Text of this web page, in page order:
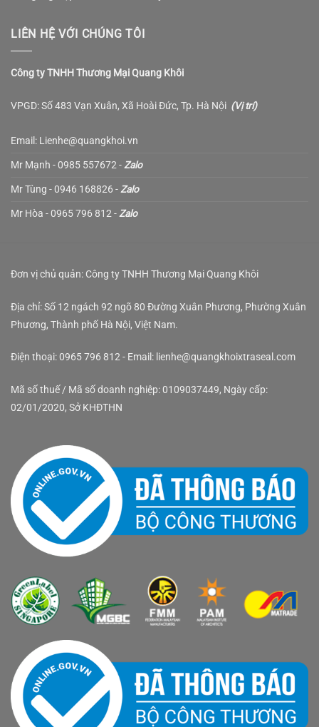
LIÊN HỆ VỚI CHÚNG TÔI
Công ty TNHH Thương Mại Quang Khôi
VPGD: Số 483 Vạn Xuân, Xã Hoài Đức, Tp. Hà Nội (Vị trí)
Email: Lienhe@quangkhoi.vn
Mr Mạnh - 0985 557672 - Zalo
Mr Tùng - 0946 168826 - Zalo
Mr Hòa - 0965 796 812 - Zalo
Đơn vị chủ quản: Công ty TNHH Thương Mại Quang Khôi
Địa chỉ: Số 12 ngách 92 ngõ 80 Đường Xuân Phương, Phường Xuân
Phương, Thành phố Hà Nội, Việt Nam.
Điện thoại: 0965 796 812 - Email: lienhe@quangkhoixtraseal.com
Mã số thuế / Mã số doanh nghiệp: 0109037449, Ngày cấp:
02/01/2020, Sở KHĐTHN